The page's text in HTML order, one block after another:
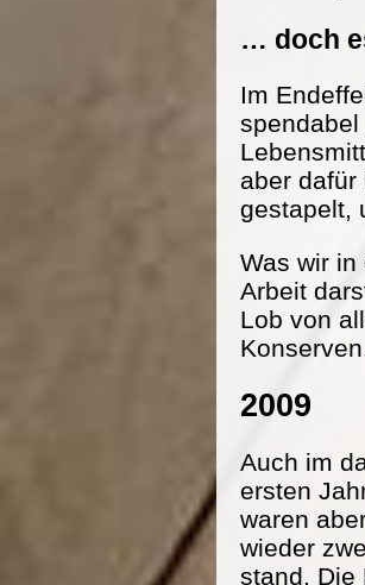
… doch
Im
aber
gestapelt,
Was wir
Arbeit
Lob von
2009
Auch im
ersten
waren
wieder
stand. Die